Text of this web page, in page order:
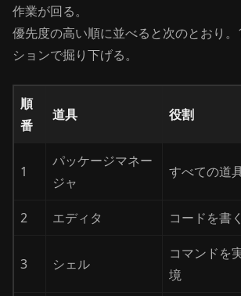
作業が回る。
優先度の高い順に並べると次のとおり
ションで掘り下げる。
順
番
道具 役割
1
パッケージマネー
ジャ
すべての道
2 エディタ コードを書
3 シェル
コマンドを
境